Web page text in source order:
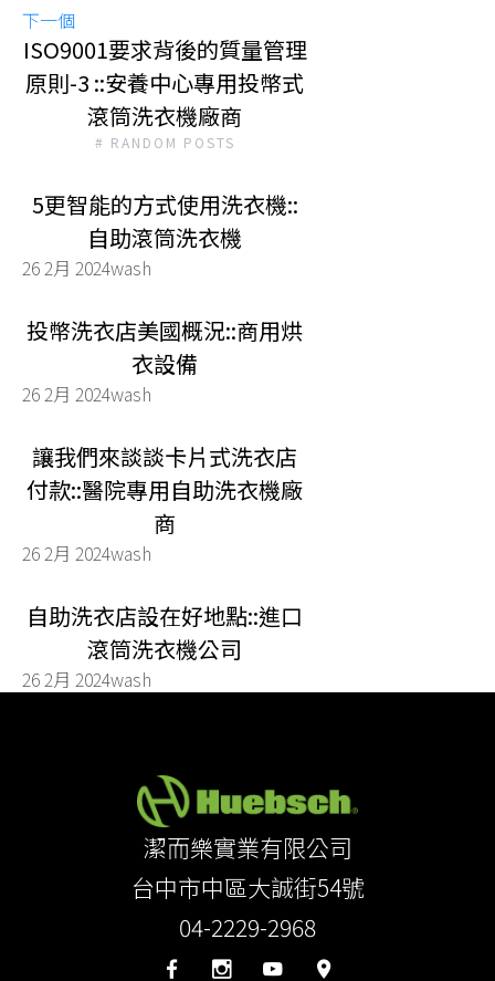
下一個
ISO9001要求背後的質量管理
原則-3 ::安養中心專用投幣式
滾筒洗衣機廠商
# RANDOM POSTS
5更智能的方式使用洗衣機::
自助滾筒洗衣機
26 2月 2024wash
投幣洗衣店美國概況::商用烘
衣設備
26 2月 2024wash
讓我們來談談卡片式洗衣店
付款::醫院專用自助洗衣機廠
商
26 2月 2024wash
自助洗衣店設在好地點::進口
滾筒洗衣機公司
26 2月 2024wash
潔而樂實業有限公司
台中市中區大誠街54號
04-2229-2968